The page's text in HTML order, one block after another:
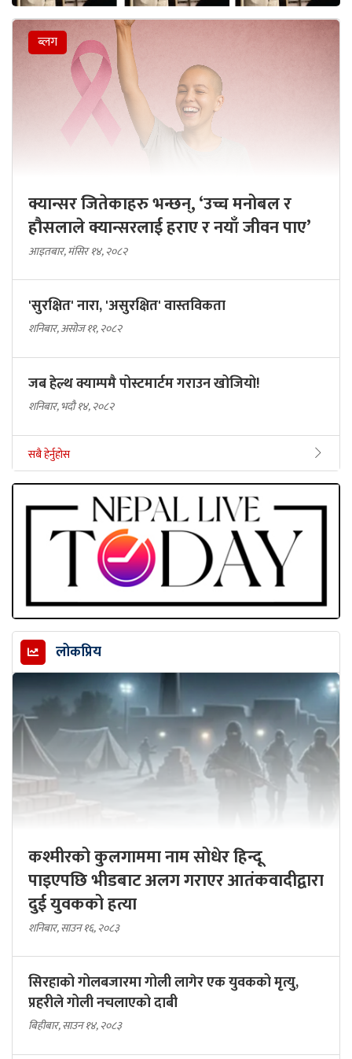
ब्लग
क्यान्सर जितेकाहरु भन्छन्, ‘उच्च मनोबल र
हौसलाले क्यान्सरलाई हराए र नयाँ जीवन पाए’
आइतबार, मंसिर १४, २०८२
'सुरक्षित' नारा, 'असुरक्षित' वास्तविकता
शनिबार, असोज ११, २०८२
जब हेल्थ क्याम्पमै पोस्टमार्टम गराउन खोजियो!
शनिबार, भदौ १४, २०८२
सबै हेर्नुहोस
लोकप्रिय
कश्मीरको कुलगाममा नाम सोधेर हिन्दू
पाइएपछि भीडबाट अलग गराएर आतंकवादीद्वारा
दुई युवकको हत्या
शनिबार, साउन १६, २०८३
सिरहाको गोलबजारमा गोली लागेर एक युवकको मृत्यु,
प्रहरीले गोली नचलाएको दाबी
बिहीबार, साउन १४, २०८३